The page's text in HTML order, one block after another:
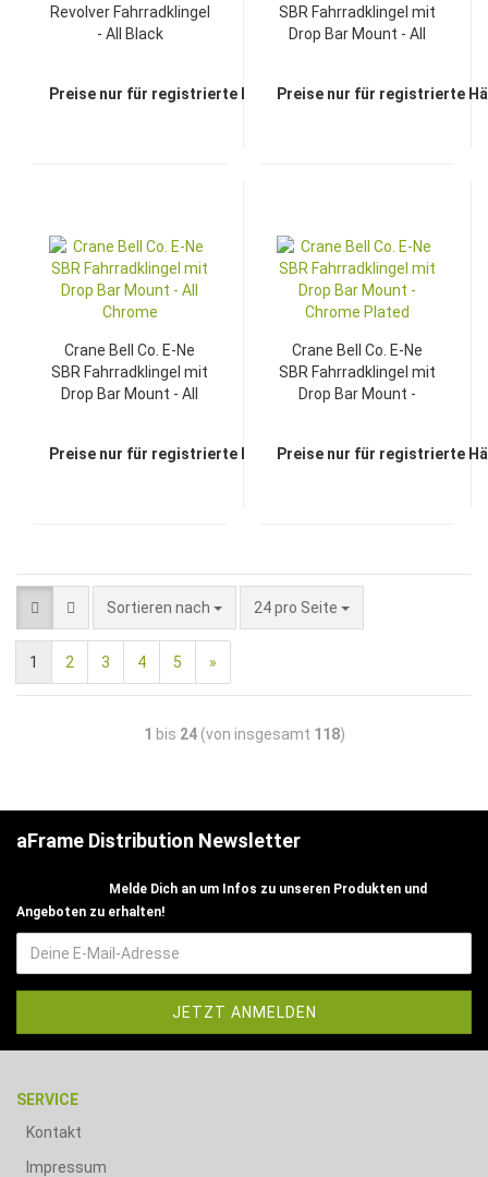
Revolver Fahrradklingel
- All Black
Preise nur für registrierte Händler sichtbar
SBR Fahrradklingel mit
Drop Bar Mount - All
Preise nur für registrierte
Crane Bell Co. E-Ne
SBR Fahrradklingel mit
Drop Bar Mount - All
Preise nur für registrierte Händler sichtbar
Crane Bell Co. E-Ne
SBR Fahrradklingel mit
Drop Bar Mount -
Preise nur für registrierte
Sortieren nach 24 pro Seite
1 2 3 4 5 »
1 bis 24(von insgesamt 118)
aFrame Distribution Newsletter
Melde Dich an um Infos zu unseren Produkten und
Angeboten zu erhalten!
SERVICE
Kontakt
Impressum